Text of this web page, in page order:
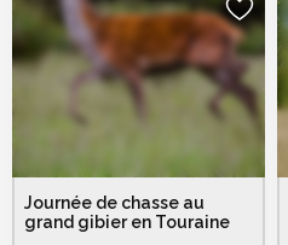
Journée de chasse au
grand gibier en Touraine